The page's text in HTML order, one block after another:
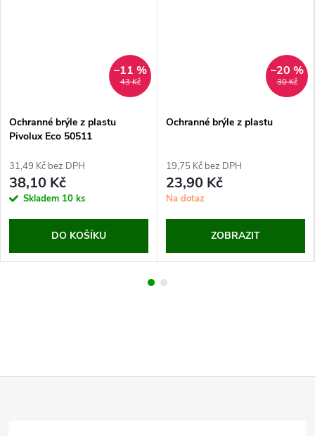
43 Kč
–11 %
Ochranné brýle z plastu
Pivolux Eco 50511
31,49 Kč bez DPH
38,10 Kč
Skladem 10 ks
DO KOŠÍKU
30 Kč
–20 %
Ochranné brýle z plastu
19,75 Kč bez DPH
23,90 Kč
Na dotaz
ZOBRAZIT